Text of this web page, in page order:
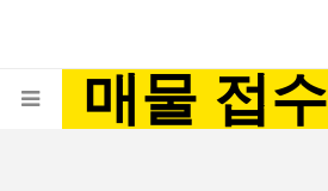
매물 접수